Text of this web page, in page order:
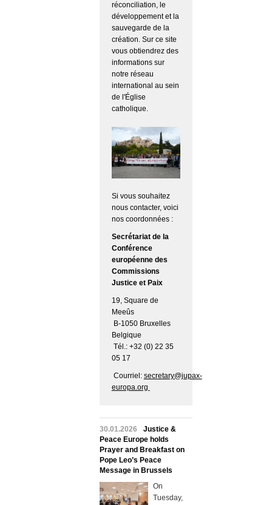
réconciliation, le
développement et la
sauvegarde de la
création. Sur ce site
vous obtiendrez des
informations sur
notre réseau
international au sein
de l'Église
catholique.
Si vous souhaitez
nous contacter, voici
nos coordonnées :
Secrétariat de la
Conférence
européenne des
Commissions
Justice et Paix
19, Square de
Meeûs
B-1050 Bruxelles
Belgique
Tél.: +32 (0) 22 35
05 17
Courriel: secretary@jupax-
europa.org
30.01.2026
Justice &
Peace Europe holds
Prayer and Breakfast on
Pope Leo’s Peace
Message in Brussels
On
Tuesday,